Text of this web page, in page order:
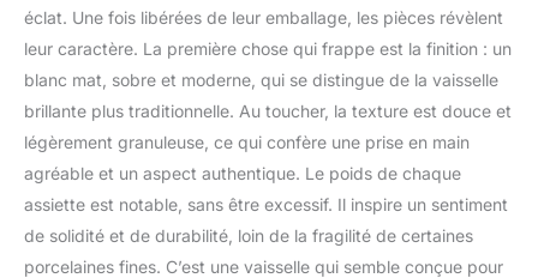
Le service de table est en
faïence : ce matériau est
cuit à une température
plus basse que la
porcelaine et est donc
plus tendre. Une couche
de glaçure rend la
faïence plus solide et
moins sujette aux
rayures. BOLS ET
ASSIETTES NEUTRES -
éclat. Une fois libérées de leur emballage, les pièces révèlent
leur caractère. La première chose qui frappe est la finition : un
blanc mat, sobre et moderne, qui se distingue de la vaisselle
brillante plus traditionnelle. Au toucher, la texture est douce et
légèrement granuleuse, ce qui confère une prise en main
agréable et un aspect authentique. Le poids de chaque
assiette est notable, sans être excessif. Il inspire un sentiment
de solidité et de durabilité, loin de la fragilité de certaines
porcelaines fines. C’est une vaisselle qui semble conçue pour